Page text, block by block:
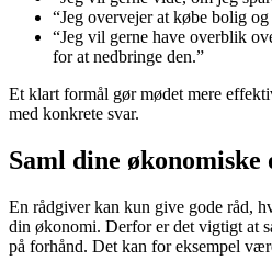
“Jeg overvejer at købe bolig
“Jeg vil gerne have overblik
for at nedbringe den.”
Et klart formål gør mødet mere
med konkrete svar.
Saml dine økonomiske
En rådgiver kan kun give gode råd,
din økonomi. Derfor er det vigtigt at
på forhånd. Det kan for eksempel